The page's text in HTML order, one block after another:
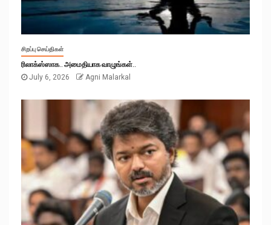
சிறப்பு செய்திகள்
ரிலாக்ஸ்ஸாக.. அமைதியாக வாழுங்கள்..
July 6, 2026
Agni Malarkal